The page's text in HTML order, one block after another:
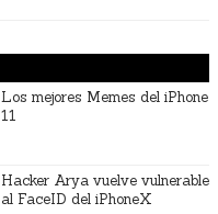
Los mejores Memes del iPhone
11
Hacker Arya vuelve vulnerable
al FaceID del iPhoneX